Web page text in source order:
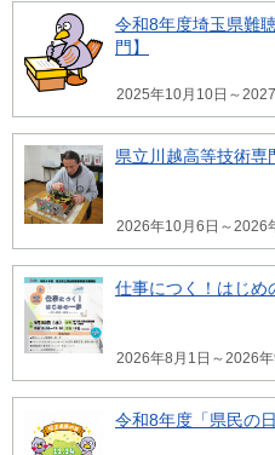
令和8年度埼玉県難
門】
2025年10月10日～
県立川越高等技術
2026年10月6日～2026
仕事につく！はじめ
2026年8月1日～2026年
令和8年度「県民の